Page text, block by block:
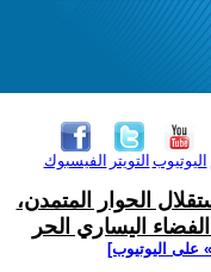
الفيسبوك التويتر اليوتيوب
الحوار المتمدن،
اليساري الحر
على اليوتيوب]